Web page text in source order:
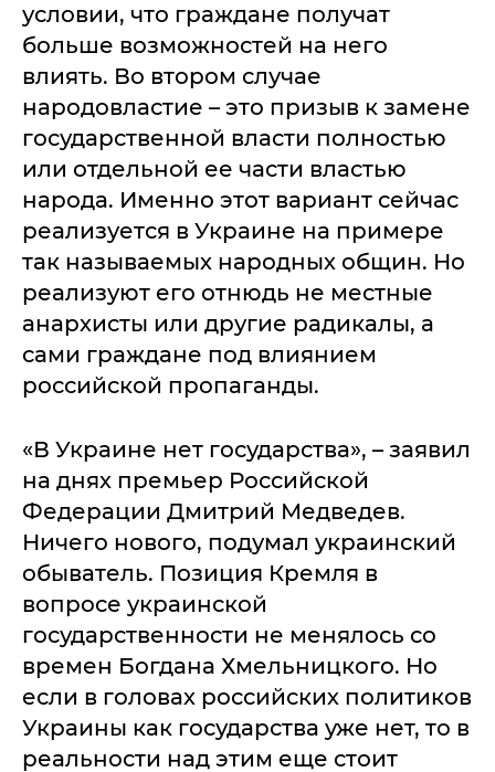
условии, что граждане получат
больше возможностей на него
влиять. Во втором случае
народовластие – это призыв к замене
государственной власти полностью
или отдельной ее части властью
народа. Именно этот вариант сейчас
реализуется в Украине на примере
так называемых народных общин. Но
реализуют его отнюдь не местные
анархисты или другие радикалы, а
сами граждане под влиянием
российской пропаганды.
«В Украине нет государства», – заявил
на днях премьер Российской
Федерации Дмитрий Медведев.
Ничего нового, подумал украинский
обыватель. Позиция Кремля в
вопросе украинской
государственности не менялось со
времен Богдана Хмельницкого. Но
если в головах российских политиков
Украины как государства уже нет, то в
реальности над этим еще стоит